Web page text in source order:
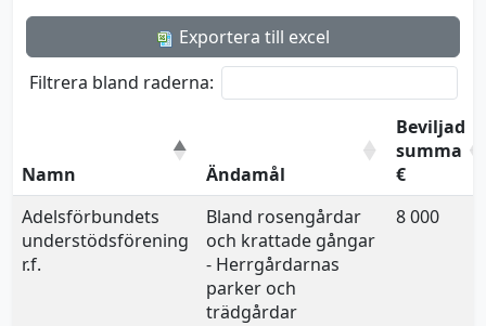
Exportera till excel
Filtrera bland raderna:
Namn Ändamål
Beviljad
summa
€
Adelsförbundets
understödsförening
r.f.
Bland rosengårdar
och krattade gångar
- Herrgårdarnas
parker och
trädgårdar
8 000